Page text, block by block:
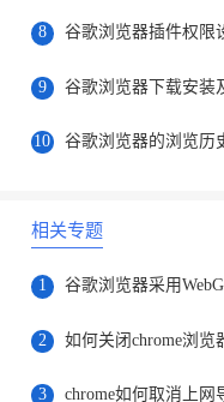
8 谷歌浏览器插件权限
9
10 谷歌浏览器的浏览历
相关专题
1 谷歌浏览器采用
2 如何关闭chrome浏览
3 chrome如何取消上网